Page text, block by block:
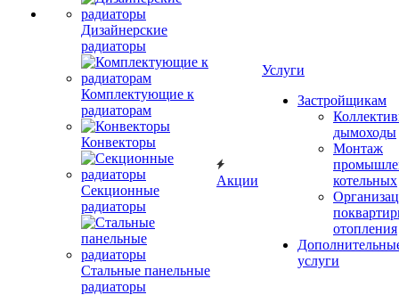
Дизайнерские
радиаторы
Комплектующие к
радиаторам
Конвекторы
Секционные
радиаторы
Стальные панельные
радиаторы
Акции
Услуги
Застройщикам
дымоходы
Монтаж
котельных
отопления
услуги